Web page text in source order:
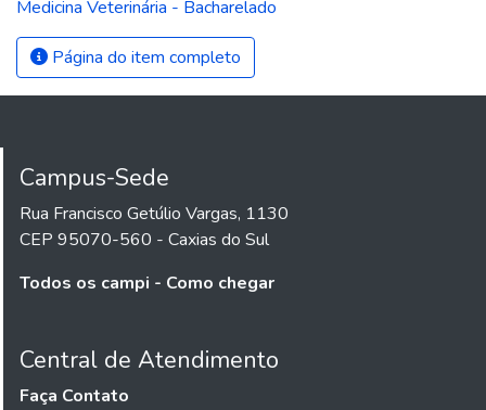
Medicina Veterinária - Bacharelado
Página do item completo
Campus-Sede
Rua Francisco Getúlio Vargas, 1130
CEP 95070-560 - Caxias do Sul
Todos os campi - Como chegar
Central de Atendimento
Faça Contato